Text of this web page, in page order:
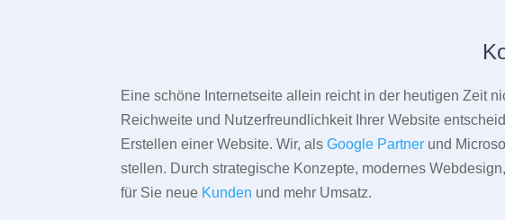
Eine schöne Internetseite allein reicht in der heutigen Zeit
Reichweite und Nutzerfreundlichkeit Ihrer Website
Erstellen einer Website. Wir, alsGoogle Partner und
stellen. Durch strategische Konzepte, modernes
für Sie neue Kunden und mehr Umsatz.